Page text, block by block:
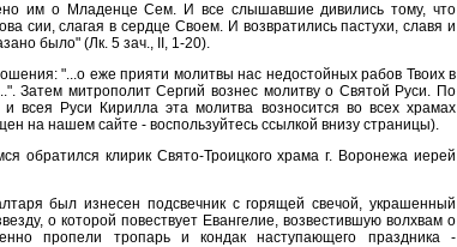
им о Младенце Сем. И все слышавшие дивились тому, что
сии, слагая в сердце Своем. И возвратились пастухи, славя и
было" (Лк. 5 зач., II, 1-20).
"...о еже прияти молитвы нас недостойных рабов Твоих в
Затем митрополит Сергий вознес молитву о Святой Руси. По
всея Руси Кирилла эта молитва возносится во всех храмах
на нашем сайте - воспользуйтесь ссылкой внизу страницы).
обратился клирик Свято-Троицкого храма г. Воронежа иерей
был изнесен подсвечник с горящей свечой, украшенный
о которой повествует Евангелие, возвестившую волхвам о
пропели тропарь и кондак наступающего праздника -